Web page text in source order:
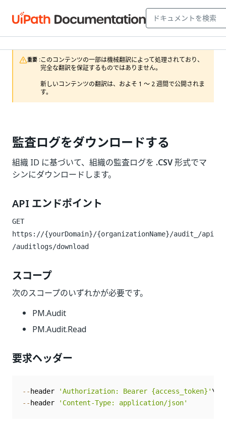
重要 :このコンテンツの一部は機械翻訳によって処理されており、
完全な翻訳を保証するものではありません。
新しいコンテンツの翻訳は、およそ 1 ～ 2 週間で公開されま
す。
監査ログをダウンロードする
組織 ID に基づいて、組織の監査ログを .CSV形式でマ
シンにダウンロードします。
API エンドポイント
GET
https://{yourDomain}/{organizationName}/audit_
/api
/auditlogs/download
スコープ
次のスコープのいずれかが必要です。
PM.Audit
PM.Audit.Read
要求ヘッダー
-- header 'Authorization: Bearer {access_token}'
-- header 'Content-Type: application/json'